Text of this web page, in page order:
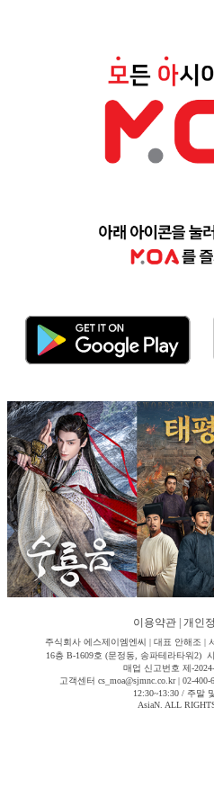
이용약관 개인
주식회사 에스제이엠엔씨 | 대표 안해조 |
16층 B-1609호 (문정동, 송파테라타워2)
매업 신고번호 제-
고객센터 cs_moa@sjmnc.co.kr | 02-
12:30~13:30 / 주말
AsiaN. ALL